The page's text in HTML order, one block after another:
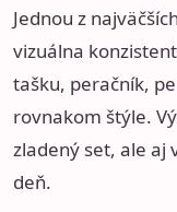
Jednou z
vizuálna
tašku, peračník,
rovnakom štýle.
zladený set, ale aj
deň.